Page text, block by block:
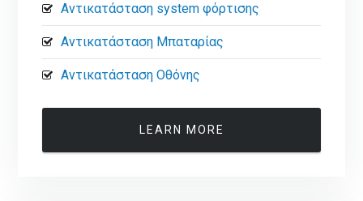
Αντικατάσταση system φόρτισης
Αντικατάσταση Μπαταρίας
Αντικατάσταση Οθόνης
LEARN MORE